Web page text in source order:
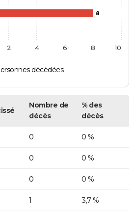
8
décédées
2 4 6 8 10
Nombre de
décès
% des
décès
0 0 %
0 0 %
0 0 %
1 3,7 %